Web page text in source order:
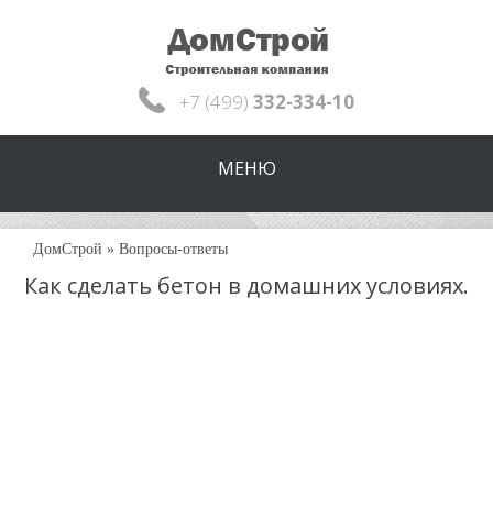
+7 (499) 332-334-10
МЕНЮ
ДомСтрой » Вопросы-ответы
Как сделать бетон в домашних условиях.